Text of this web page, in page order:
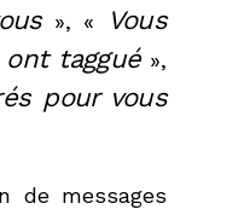
», «
Vous
taggué»,
pour vous
de messages